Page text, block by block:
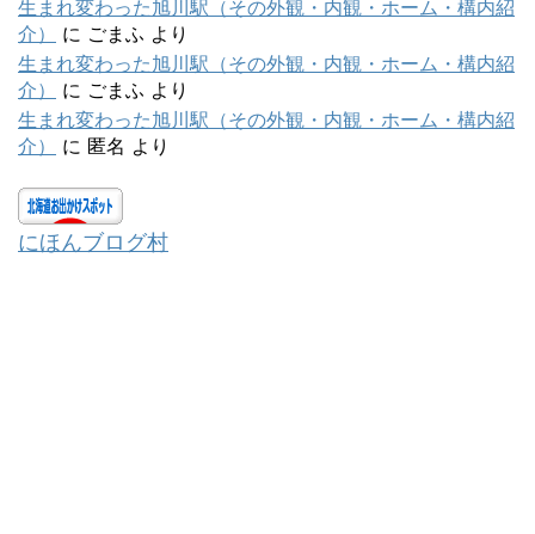
生まれ変わった旭川駅（その外観・内観・ホーム・構内紹
介）
に ごまふ より
生まれ変わった旭川駅（その外観・内観・ホーム・構内紹
介）
に ごまふ より
生まれ変わった旭川駅（その外観・内観・ホーム・構内紹
介）
に 匿名 より
にほんブログ村